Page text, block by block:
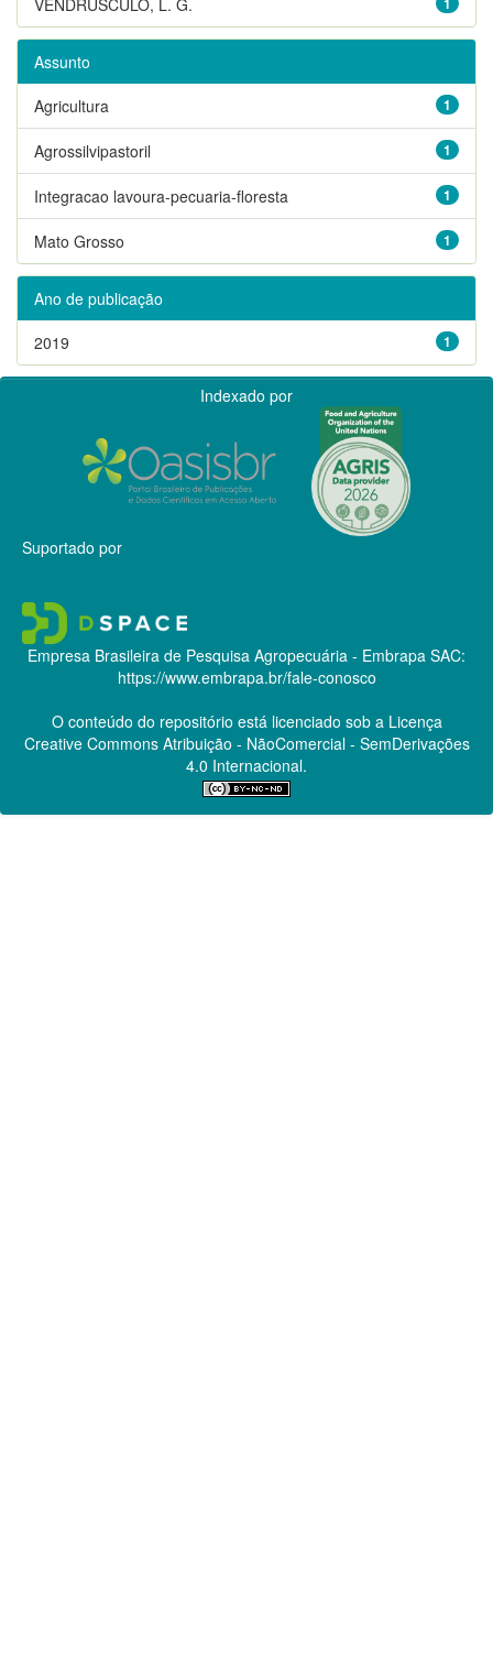
Assunto
1
Agricultura
1
Agrossilvipastoril
1
Integracao lavoura-pecuaria-floresta
1
Mato Grosso
Ano de publicação
1
2019
Indexado por
Suportado por
Empresa Brasileira de Pesquisa Agropecuária - Embrapa SAC:
https://www.embrapa.br/fale-conosco
O conteúdo do repositório está licenciado sob a Licença
Creative CommonsAtribuição - NãoComercial - SemDerivações
4.0 Internacional.